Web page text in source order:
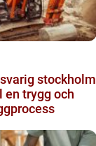
stockholm
en trygg och